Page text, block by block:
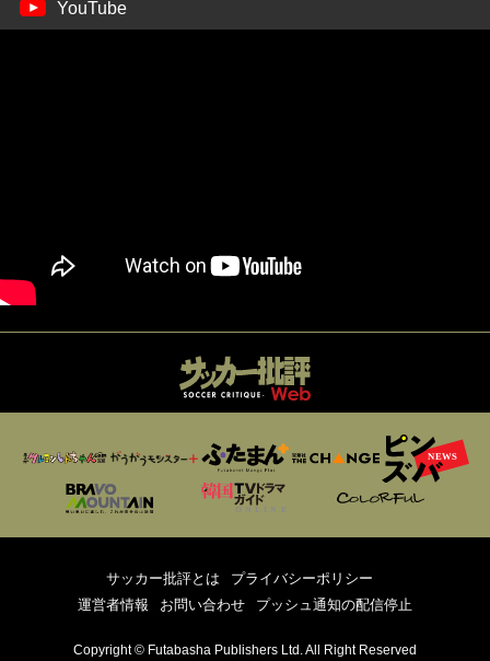
YouTube
サッカー批評とは
プライバシーポリシー
運営者情報
お問い合わせ プッシュ通知の配信停止
Copyright © Futabasha Publishers Ltd. All Right Reserved